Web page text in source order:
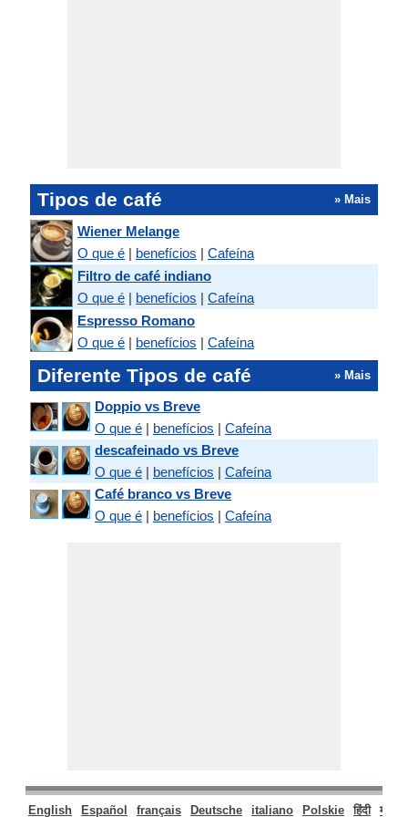
Tipos de café » Mais
Wiener Melange
O que é | benefícios | Cafeína
Filtro de café indiano
O que é | benefícios | Cafeína
Espresso Romano
O que é | benefícios | Cafeína
Diferente Tipos de café » Mais
Doppio vs Breve
O que é | benefícios | Cafeína
descafeinado vs Breve
O que é | benefícios | Cafeína
Café branco vs Breve
O que é | benefícios | Cafeína
English Español français Deutsche italiano Polskie हिंदी मराठी